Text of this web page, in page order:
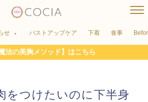
せ バストアップケア 下着 食事
法の美胸メソッド】はこちら
をつけたいのに下半身